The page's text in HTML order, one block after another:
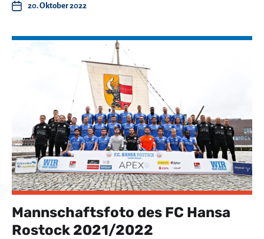
20. Oktober 2022
Mannschaftsfoto des FC Hansa
Rostock 2021/2022